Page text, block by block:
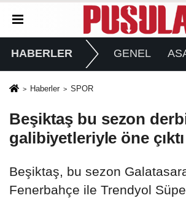
HABERLER GENEL
Haberler SPOR
Beşiktaş bu sezon
galibiyetleriyle öne çıktı
Beşiktaş, bu sezon
Fenerbahçe ile Trendyol